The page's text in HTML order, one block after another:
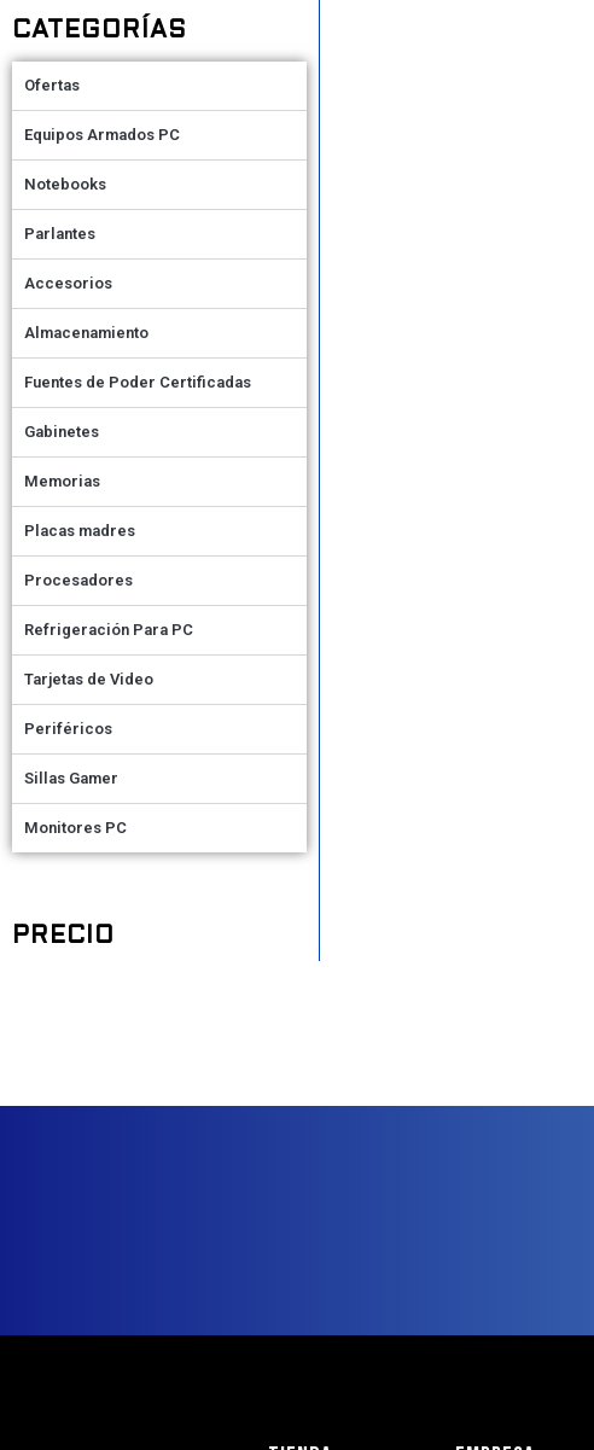
CATEGORÍAS
Ofertas
Equipos Armados PC
Notebooks
Parlantes
Accesorios
Almacenamiento
Fuentes de Poder Certificadas
Gabinetes
Memorias
Placas madres
Procesadores
Refrigeración Para PC
Tarjetas de Video
Periféricos
Sillas Gamer
Monitores PC
PRECIO